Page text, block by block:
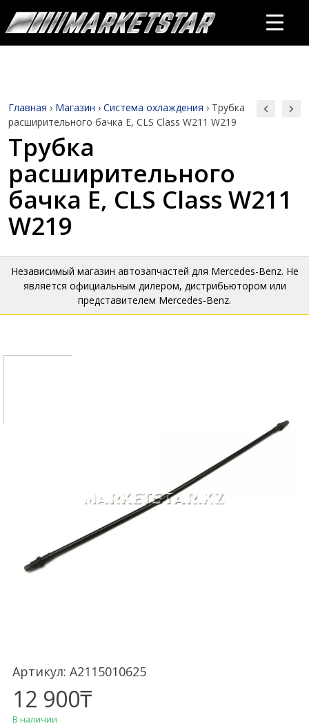
Главная › Магазин › Система охлаждения › Трубка
расширительного бачка E, CLS Class W211 W219
Трубка
расширительного
бачка E, CLS Class W211
W219
Независимый магазин автозапчастей для Mercedes-Benz. Не
является официальным дилером, дистрибьютором или
представителем Mercedes-Benz.
Артикул: A2115010625
12 900₸
В наличии